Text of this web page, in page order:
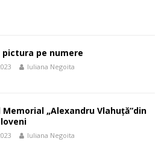
pictura pe numere
Iuliana Negoita
Memorial „Alexandru Vlahuță”din
Iuliana Negoita